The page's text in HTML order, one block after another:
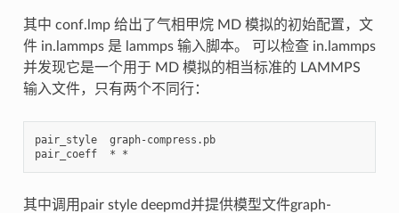
其中 conf.lmp 给出了气相甲烷 MD 模拟的初始配置，文
件 in.lammps 是 lammps 输入脚本。 可以检查 in.lammps
并发现它是一个用于 MD 模拟的相当标准的 LAMMPS
输入文件，只有两个不同行：
pair_style  graph-compress.pb
其中调用pair style deepmd并提供模型文件graph-